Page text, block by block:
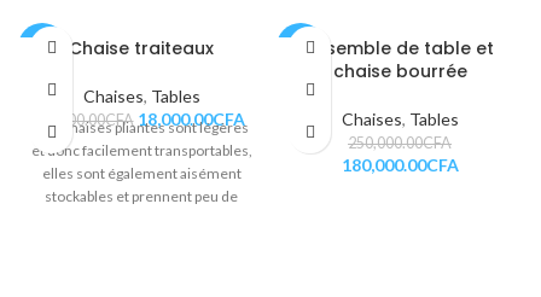
-31% Chaise traiteaux
Chaises, Tables
26,000.00CFA 18,000.00CFA
Nos chaises pliantes sont légères
et donc facilement transportables,
elles sont également aisément
stockables et prennent peu de
-28%Ensemble de table et
chaise bourrée
Chaises, Tables
250,000.00CFA
180,000.00CFA